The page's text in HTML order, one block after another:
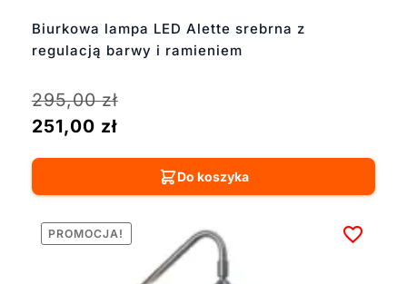
Biurkowa lampa LED Alette srebrna z
regulacją barwy i ramieniem
295,00zł
251,00 zł
Do koszyka
PROMOCJA!